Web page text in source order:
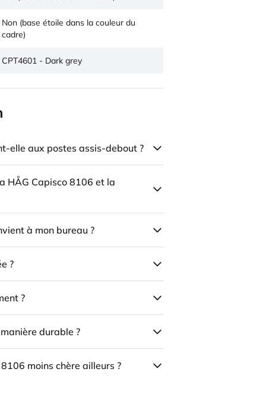
Non (base étoile dans la couleur du
cadre)
CPT4601 - Dark grey
elle aux postes assis-debout ?
HÅG Capisco 8106 et la
à mon bureau ?
?
?
durable ?
moins chère ailleurs ?